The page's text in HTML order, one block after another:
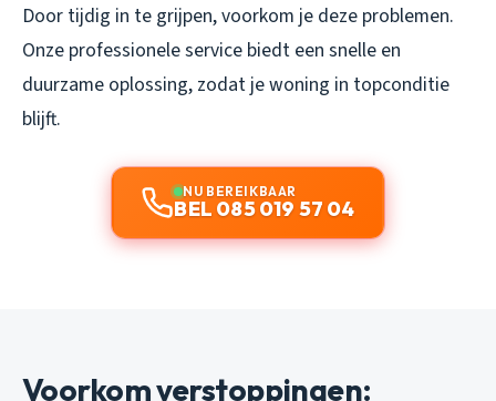
Door tijdig in te grijpen, voorkom je deze problemen.
Onze professionele service biedt een snelle en
duurzame oplossing, zodat je woning in topconditie
blijft.
NU BEREIKBAAR
BEL 085 019 57 04
Voorkom verstoppingen: